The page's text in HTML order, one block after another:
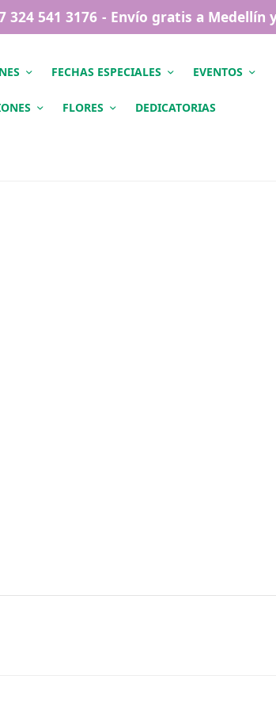
324 541 3176 - Envío gratis a
FECHAS ESPECIALES EVENTOS
FLORES DEDICATORIAS